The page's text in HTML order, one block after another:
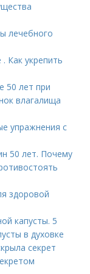
лечебного
укрепить
50 лет при
влагалища
упражнения с
50 лет. Почему
здоровой
капусты. 5
в духовке
секрет